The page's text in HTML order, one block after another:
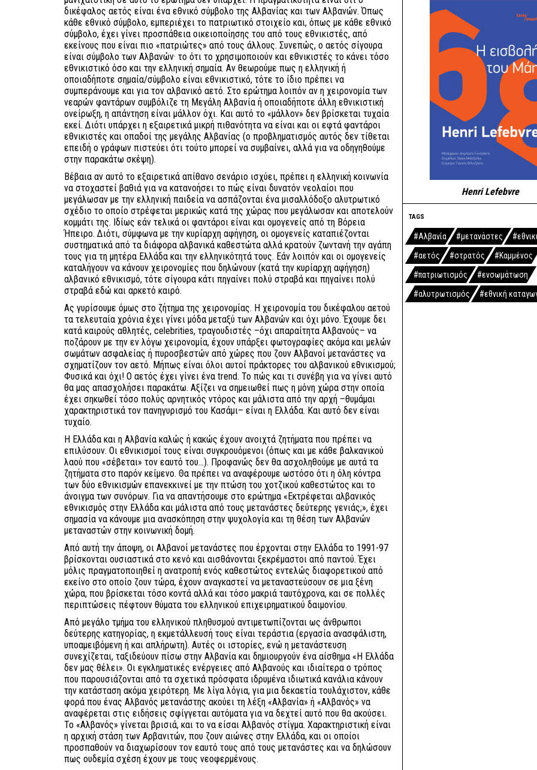
δικέφαλος αετός είναι ένα εθνικό σύμβολο της Αλβανίας και των Αλβανών. Όπως
κάθε εθνικό σύμβολο, εμπεριέχει το πατριωτικό στοιχείο και, όπως με κάθε εθνικό
σύμβολο, έχει γίνει προσπάθεια οικειοποίησης του από τους εθνικιστές, από
εκείνους που είναι πιο «πατριώτες» από τους άλλους. Συνεπώς, ο αετός σίγουρα
είναι σύμβολο των Αλβανών· το ότι το χρησιμοποιούν και εθνικιστές το κάνει τόσο
εθνικιστικό όσο και την ελληνική σημαία. Αν θεωρούμε πως η ελληνική ή
οποιαδήποτε σημαία/σύμβολο είναι εθνικιστικό, τότε το ίδιο πρέπει να
συμπεράνουμε και για τον αλβανικό αετό. Στο ερώτημα λοιπόν αν η χειρονομία των
νεαρών φαντάρων συμβόλιζε τη Μεγάλη Αλβανία ή οποιαδήποτε άλλη εθνικιστική
ονείρωξη, η απάντηση είναι μάλλον όχι. Και αυτό το «μάλλον» δεν βρίσκεται τυχαία
εκεί. Διότι υπάρχει η εξαιρετικά μικρή πιθανότητα να είναι και οι εφτά φαντάροι
εθνικιστές και οπαδοί της μεγάλης Αλβανίας (ο προβληματισμός αυτός δεν τίθεται
επειδή ο γράφων πιστεύει ότι τούτο μπορεί να συμβαίνει, αλλά για να οδηγηθούμε
στην παρακάτω σκέψη).
Βέβαια αν αυτό το εξαιρετικά απίθανο σενάριο ισχύει, πρέπει η ελληνική κοινωνία
να στοχαστεί βαθιά για να κατανοήσει το πώς είναι δυνατόν νεολαίοι που
μεγάλωσαν με την ελληνική παιδεία να ασπάζονται ένα μισαλλόδοξο αλυτρωτικό
σχέδιο το οποίο στρέφεται μερικώς κατά της χώρας που μεγάλωσαν και αποτελούν
κομμάτι της. Ιδίως εάν τελικά οι φαντάροι είναι και ομογενείς από τη Βόρεια
Ήπειρο. Διότι, σύμφωνα με την κυρίαρχη αφήγηση, οι ομογενείς καταπιέζονται
συστηματικά από τα διάφορα αλβανικά καθεστώτα αλλά κρατούν ζωντανή την αγάπη
τους για τη μητέρα Ελλάδα και την ελληνικότητά τους. Εάν λοιπόν και οι ομογενείς
καταλήγουν να κάνουν χειρονομίες που δηλώνουν (κατά την κυρίαρχη αφήγηση)
αλβανικό εθνικισμό, τότε σίγουρα κάτι πηγαίνει πολύ στραβά και πηγαίνει πολύ
στραβά εδώ και αρκετό καιρό.
Ας γυρίσουμε όμως στο ζήτημα της χειρονομίας. Η χειρονομία του δικέφαλου αετού
τα τελευταία χρόνια έχει γίνει μόδα μεταξύ των Αλβανών και όχι μόνο. Έχουμε δει
κατά καιρούς αθλητές, celebrities, τραγουδιστές –όχι απαραίτητα Αλβανούς– να
ποζάρουν με την εν λόγω χειρονομία, έχουν υπάρξει φωτογραφίες ακόμα και μελών
σωμάτων ασφαλείας ή πυροσβεστών από χώρες που ζουν Αλβανοί μετανάστες να
σχηματίζουν τον αετό. Μήπως είναι όλοι αυτοί πράκτορες του αλβανικού εθνικισμού;
Φυσικά και όχι! Ο αετός έχει γίνει ένα trend. Το πώς και τι συνέβη για να γίνει αυτό
θα μας απασχολήσει παρακάτω. Αξίζει να σημειωθεί πως η μόνη χώρα στην οποία
έχει σηκωθεί τόσο πολύς αρνητικός ντόρος και μάλιστα από την αρχή –θυμάμαι
χαρακτηριστικά τον πανηγυρισμό του Κασάμι– είναι η Ελλάδα. Και αυτό δεν είναι
τυχαίο.
Η Ελλάδα και η Αλβανία καλώς ή κακώς έχουν ανοιχτά ζητήματα που πρέπει να
επιλύσουν. Οι εθνικισμοί τους είναι συγκρουόμενοι (όπως και με κάθε βαλκανικού
λαού που «σέβεται» τον εαυτό του...). Προφανώς δεν θα ασχοληθούμε με αυτά τα
ζητήματα στο παρόν κείμενο. Θα πρέπει να αναφέρουμε ωστόσο ότι η όλη κόντρα
των δύο εθνικισμών επανεκκινεί με την πτώση του χοτζικού καθεστώτος και το
άνοιγμα των συνόρων. Για να απαντήσουμε στο ερώτημα «Εκτρέφεται αλβανικός
εθνικισμός στην Ελλάδα και μάλιστα από τους μετανάστες δεύτερης γενιάς;», έχει
σημασία να κάνουμε μια ανασκόπηση στην ψυχολογία και τη θέση των Αλβανών
μεταναστών στην κοινωνική δομή.
Από αυτή την άποψη, οι Αλβανοί μετανάστες που έρχονται στην Ελλάδα το 1991-97
βρίσκονται ουσιαστικά στο κενό και αισθάνονται ξεκρέμαστοι από παντού. Έχει
μόλις πραγματοποιηθεί η ανατροπή ενός καθεστώτος εντελώς διαφορετικού από
εκείνο στο οποίο ζουν τώρα, έχουν αναγκαστεί να μεταναστεύσουν σε μια ξένη
χώρα, που βρίσκεται τόσο κοντά αλλά και τόσο μακριά ταυτόχρονα, και σε πολλές
περιπτώσεις πέφτουν θύματα του ελληνικού επιχειρηματικού δαιμονίου.
Από μεγάλο τμήμα του ελληνικού πληθυσμού αντιμετωπίζονται ως άνθρωποι
δεύτερης κατηγορίας, η εκμετάλλευσή τους είναι τεράστια (εργασία ανασφάλιστη,
υποαμειβόμενη ή και απλήρωτη). Αυτές οι ιστορίες, ενώ η μετανάστευση
συνεχίζεται, ταξιδεύουν πίσω στην Αλβανία και δημιουργούν ένα αίσθημα «Η Ελλάδα
δεν μας θέλει». Οι εγκληματικές ενέργειες από Αλβανούς και ιδιαίτερα ο τρόπος
που παρουσιάζονται από τα σχετικά πρόσφατα ιδρυμένα ιδιωτικά κανάλια κάνουν
την κατάσταση ακόμα χειρότερη. Με λίγα λόγια, για μια δεκαετία τουλάχιστον, κάθε
φορά που ένας Αλβανός μετανάστης ακούει τη λέξη «Αλβανία» ή «Αλβανός» να
αναφέρεται στις ειδήσεις σφίγγεται αυτόματα για να δεχτεί αυτό που θα ακούσει.
Το «Αλβανός» γίνεται βρισιά, και το να είσαι Αλβανός στίγμα. Χαρακτηριστική είναι
η αρχική στάση των Αρβανιτών, που ζουν αιώνες στην Ελλάδα, και οι οποίοι
προσπαθούν να διαχωρίσουν τον εαυτό τους από τους μετανάστες και να δηλώσουν
πως ουδεμία σχέση έχουν με τους νεοφερμένους.
Henri Lefebvre
TAGS
#Αλβανία #μετανάστες
#αετός
#στρατός
#Καμμένος
#πατριωτισμός
#ενσωμάτωση
#αλυτρωτισμός
#εθνική